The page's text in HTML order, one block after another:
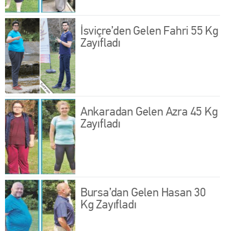
İsviçre’den Gelen Fahri 55 Kg
Zayıfladı
Ankaradan Gelen Azra 45 Kg
Zayıfladı
Bursa’dan Gelen Hasan 30
Kg Zayıfladı